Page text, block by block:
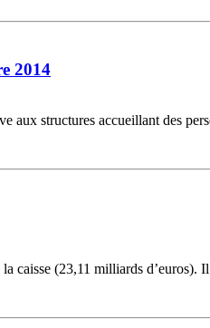
2014
structures accueillant des
(23,11 milliards